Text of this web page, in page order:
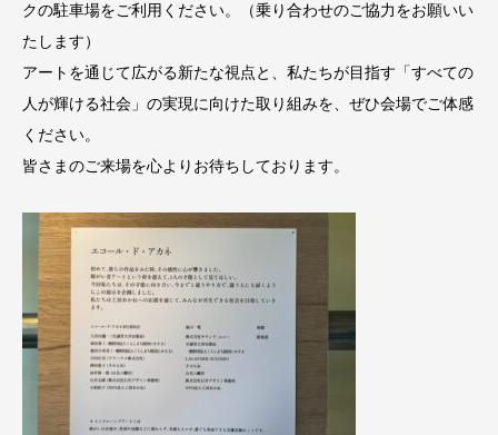
クの駐車場をご利用ください。（乗り合わせのご協力をお願いい
たします）
アートを通じて広がる新たな視点と、私たちが目指す「すべての
人が輝ける社会」の実現に向けた取り組みを、ぜひ会場でご体感
ください。
皆さまのご来場を心よりお待ちしております。